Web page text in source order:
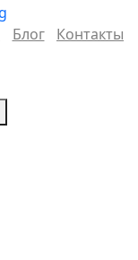
Блог Контакты